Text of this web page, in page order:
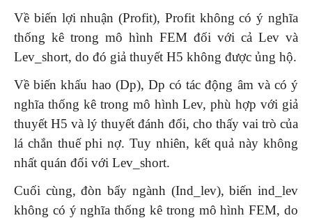
Về biến lợi nhuận (Profit), Profit không có ý nghĩa
thống kê trong mô hình FEM đối với cả Lev và
Lev_short, do đó giả thuyết H5 không được ủng hộ.
Về biến khấu hao (Dp), Dp có tác động âm và có ý
nghĩa thống kê trong mô hình Lev, phù hợp với giả
thuyết H5 và lý thuyết đánh đổi, cho thấy vai trò của
lá chắn thuế phi nợ. Tuy nhiên, kết quả này không
nhất quán đối với Lev_short.
Cuối cùng, đòn bẩy ngành (Ind_lev), biến ind_lev
không có ý nghĩa thống kê trong mô hình FEM, do